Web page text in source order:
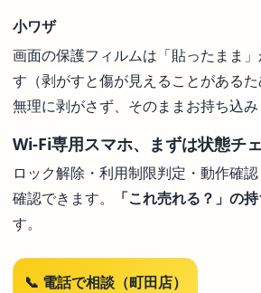
小ワザ
画面の保護フィルムは「貼ったまま
す（剥がすと傷が見えることがある
無理に剥がさず、そのままお持ち込み
Wi-Fi専用スマホ、まずは状態チ
ロック解除・利用制限判定・動作確
確認できます。
「これ売れる？」の
す。
📞 電話で相談（町田店）